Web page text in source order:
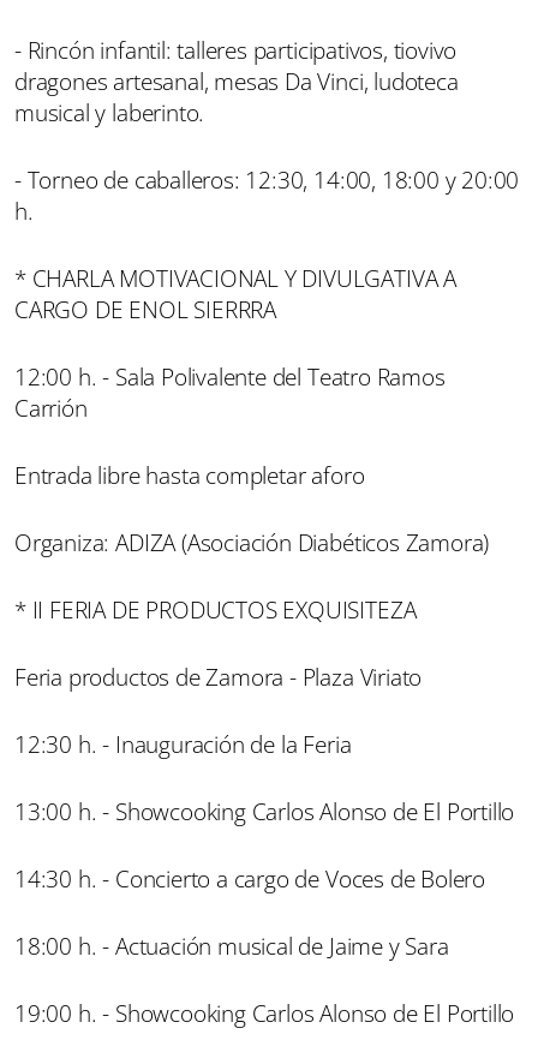
- Rincón infantil: talleres participativos, tiovivo
dragones artesanal, mesas Da Vinci, ludoteca
musical y laberinto.
- Torneo de caballeros: 12:30, 14:00, 18:00 y 20:00
h.
* CHARLA MOTIVACIONAL Y DIVULGATIVA A
CARGO DE ENOL SIERRRA
12:00 h. - Sala Polivalente del Teatro Ramos
Carrión
Entrada libre hasta completar aforo
Organiza: ADIZA (Asociación Diabéticos Zamora)
* II FERIA DE PRODUCTOS EXQUISITEZA
Feria productos de Zamora - Plaza Viriato
12:30 h. - Inauguración de la Feria
13:00 h. - Showcooking Carlos Alonso de El Portillo
14:30 h. - Concierto a cargo de Voces de Bolero
18:00 h. - Actuación musical de Jaime y Sara
19:00 h. - Showcooking Carlos Alonso de El Portillo